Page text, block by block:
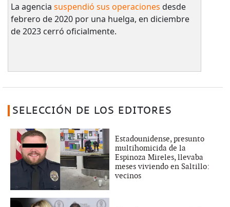
La agencia suspendió sus operaciones desde
febrero de 2020 por una huelga, en diciembre
de 2023 cerró oficialmente.
SELECCIÓN DE LOS EDITORES
Estadounidense, presunto
multihomicida de la
Espinoza Mireles, llevaba
meses viviendo en Saltillo:
vecinos